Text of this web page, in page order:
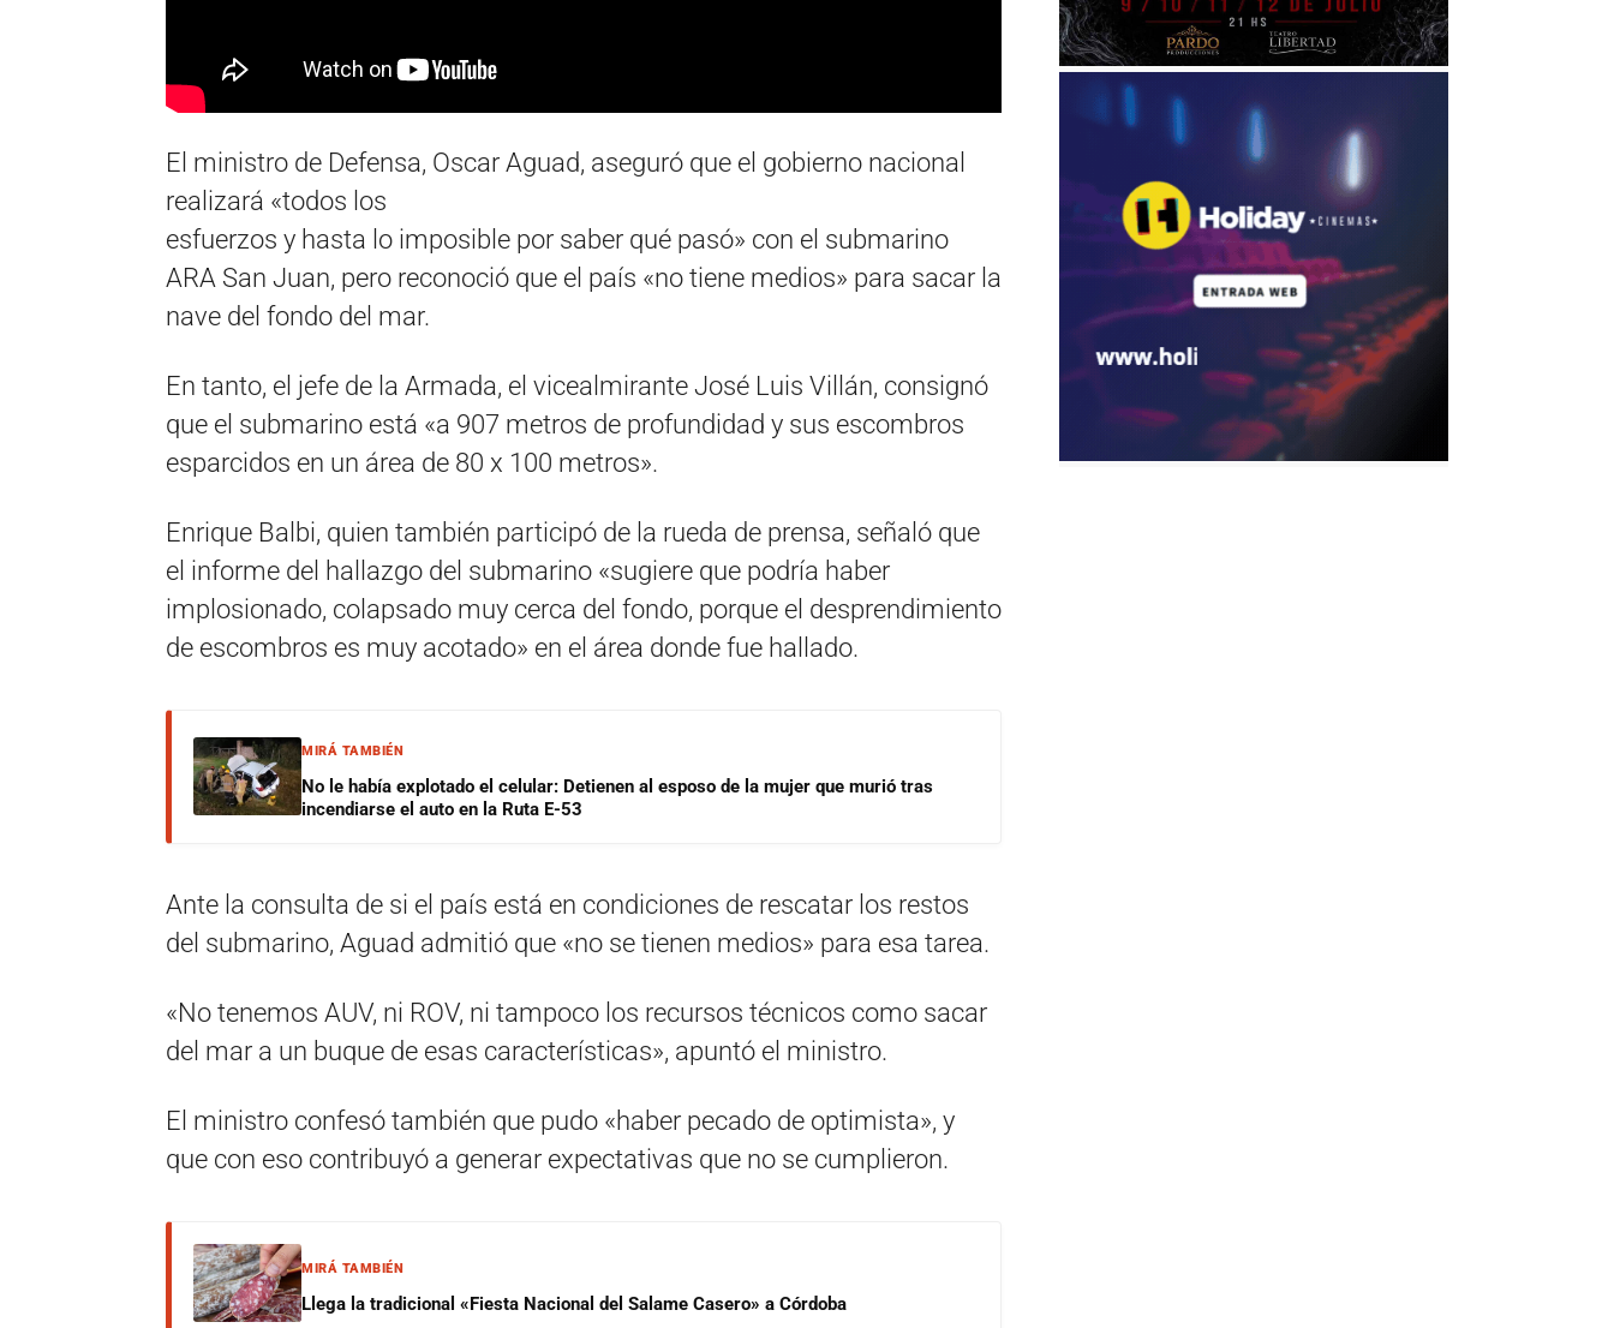
El ministro de Defensa, Oscar Aguad, aseguró que el gobierno nacional
realizará «todos los
esfuerzos y hasta lo imposible por saber qué pasó» con el submarino
ARA San Juan, pero reconoció que el país «no tiene medios» para sacar la
nave del fondo del mar.
En tanto, el jefe de la Armada, el vicealmirante José Luis Villán, consignó
que el submarino está «a 907 metros de profundidad y sus escombros
esparcidos en un área de 80 x 100 metros».
Enrique Balbi, quien también participó de la rueda de prensa, señaló que
el informe del hallazgo del submarino «sugiere que podría haber
implosionado, colapsado muy cerca del fondo, porque el desprendimiento
de escombros es muy acotado» en el área donde fue hallado.
MIRÁ TAMBIÉN
No le había explotado el celular: Detienen al esposo de la mujer que murió tras
incendiarse el auto en la Ruta E-53
Ante la consulta de si el país está en condiciones de rescatar los restos
del submarino, Aguad admitió que «no se tienen medios» para esa tarea.
«No tenemos AUV, ni ROV, ni tampoco los recursos técnicos como sacar
del mar a un buque de esas características», apuntó el ministro.
El ministro confesó también que pudo «haber pecado de optimista», y
que con eso contribuyó a generar expectativas que no se cumplieron.
MIRÁ TAMBIÉN
Llega la tradicional «Fiesta Nacional del Salame Casero» a Córdoba